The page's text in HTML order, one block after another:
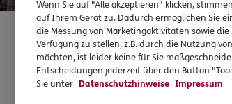
Wenn Sie auf "Alle akzeptieren" klicken,
auf Ihrem Gerät zu. Dadurch ermöglichen Sie
die Messung von Marketingaktivitäten sowie
Verfügung zu stellen, z.B. durch die Nutzung
möchten, ist leider keine für Sie
Entscheidungen jederzeit über den Button
Sie unter Datenschutzhinweise Impressum